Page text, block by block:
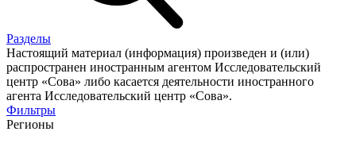
Разделы
Настоящий материал (информация) произведен и (или)
распространен иностранным агентом Исследовательский
центр «Сова» либо касается деятельности иностранного
агента Исследовательский центр «Сова».
Фильтры
Регионы